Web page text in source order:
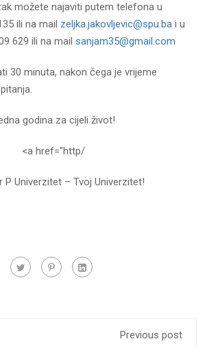
možete najaviti putem telefona u
ili na mail zeljka.jakovljevic@spu.ba i u
629 ili na mail sanjam35@gmail.com
30 minuta, nakon čega je vrijeme
godina za cijeli život!
<a href="http/
P Univerzitet – Tvoj Univerzitet!
Previous post